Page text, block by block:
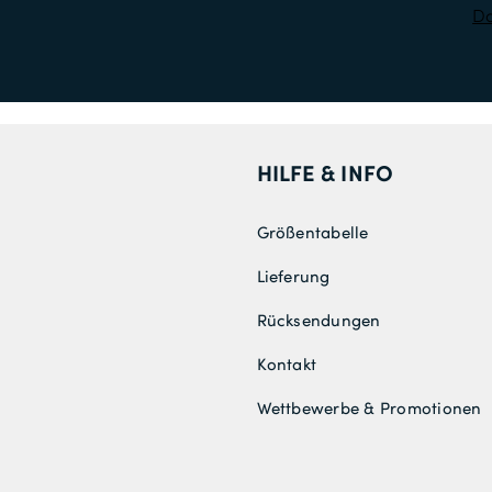
HILFE & INFO
Größentabelle
Lieferung
Rücksendungen
Kontakt
Wettbewerbe & Promotionen